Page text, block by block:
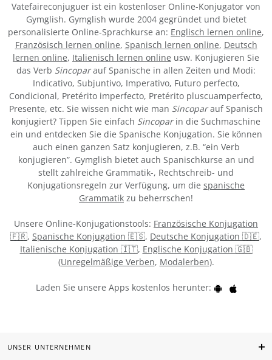
Vatefaireconjuguer ist ein kostenloser Online-Konjugator von
Gymglish. Gymglish wurde 2004 gegründet und bietet
personalisierte Online-Sprachkurse an: Englisch lernen online,
Französisch lernen online, Spanisch lernen online, Deutsch
lernen online, Italienisch lernen online usw. Konjugieren Sie
das Verb Sincoparauf Spanische in allen Zeiten und Modi:
Indicativo, Subjuntivo, Imperativo, Futuro perfecto,
Condicional, Pretérito imperfecto, Pretérito pluscuamperfecto,
Presente, etc. Sie wissen nicht wie man Sincoparauf Spanisch
konjugiert? Tippen Sie einfach Sincoparin die Suchmaschine
ein und entdecken Sie die Spanische Konjugation. Sie können
auch einen ganzen Satz konjugieren, z.B. “ein Verb
konjugieren”. Gymglish bietet auch Spanischkurse an und
stellt zahlreiche Grammatik-, Rechtschreib- und
Konjugationsregeln zur Verfügung, um die spanische
Grammatik zu beherrschen!
Unsere Online-Konjugationstools: Französische Konjugation
🇫🇷, Spanische Konjugation 🇪🇸, Deutsche Konjugation 🇩🇪,
Italienische Konjugation 🇮🇹, Englische Konjugation 🇬🇧
(Unregelmäßige Verben, Modalerben).
Laden Sie unsere Apps kostenlos herunter:
UNSER UNTERNEHMEN